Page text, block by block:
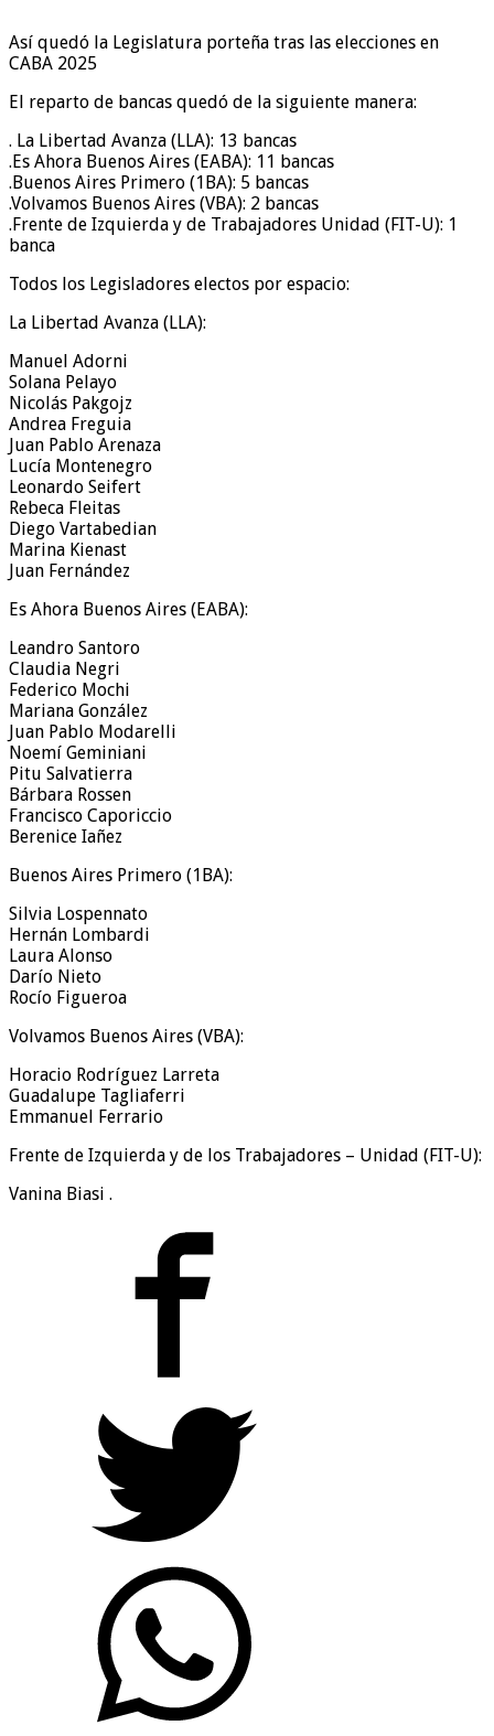
Así quedó la Legislatura porteña tras las elecciones en
CABA 2025
El reparto de bancas quedó de la siguiente manera:
. La Libertad Avanza (LLA): 13 bancas
.Es Ahora Buenos Aires (EABA): 11 bancas
.Buenos Aires Primero (1BA): 5 bancas
.Volvamos Buenos Aires (VBA): 2 bancas
.Frente de Izquierda y de Trabajadores Unidad (FIT-U): 1
banca
Todos los Legisladores electos por espacio:
La Libertad Avanza (LLA):
Manuel Adorni
Solana Pelayo
Nicolás Pakgojz
Andrea Freguia
Juan Pablo Arenaza
Lucía Montenegro
Leonardo Seifert
Rebeca Fleitas
Diego Vartabedian
Marina Kienast
Juan Fernández
Es Ahora Buenos Aires (EABA):
Leandro Santoro
Claudia Negri
Federico Mochi
Mariana González
Juan Pablo Modarelli
Noemí Geminiani
Pitu Salvatierra
Bárbara Rossen
Francisco Caporiccio
Berenice Iañez
Buenos Aires Primero (1BA):
Silvia Lospennato
Hernán Lombardi
Laura Alonso
Darío Nieto
Rocío Figueroa
Volvamos Buenos Aires (VBA):
Horacio Rodríguez Larreta
Guadalupe Tagliaferri
Emmanuel Ferrario
Frente de Izquierda y de los Trabajadores – Unidad (FIT-U):
Vanina Biasi .